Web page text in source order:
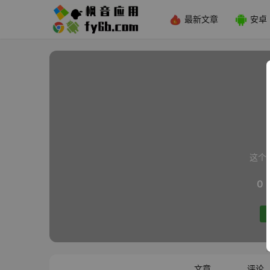
最新文章 安卓
这个
0